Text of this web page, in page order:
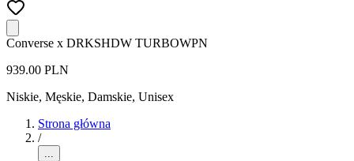
Converse x DRKSHDW TURBOWPN
939.00 PLN
Niskie, Męskie, Damskie, Unisex
Strona główna
/
...